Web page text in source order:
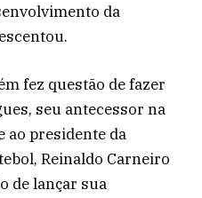
da
fez questão de fazer
seu antecessor na
ao presidente da
Reinaldo Carneiro
de lançar sua